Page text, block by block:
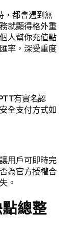
，都會遇到無
就顯得格外重
人幫你充值點
率，深受重度
有實名認
全支付方式如
用戶可即時完
為官方授權合
。
總整